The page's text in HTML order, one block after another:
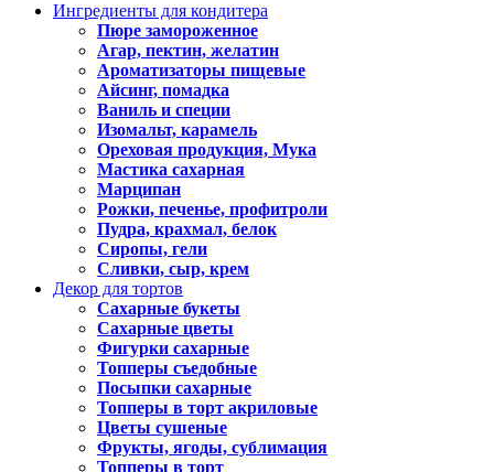
Ингредиенты для кондитера
Пюре замороженное
Агар, пектин, желатин
Ароматизаторы пищевые
Айсинг, помадка
Ваниль и специи
Изомальт, карамель
Ореховая продукция, Мука
Мастика сахарная
Марципан
Рожки, печенье, профитроли
Пудра, крахмал, белок
Сиропы, гели
Сливки, сыр, крем
Декор для тортов
Сахарные букеты
Сахарные цветы
Фигурки сахарные
Топперы съедобные
Посыпки сахарные
Топперы в торт акриловые
Цветы сушеные
Фрукты, ягоды, сублимация
Топперы в торт